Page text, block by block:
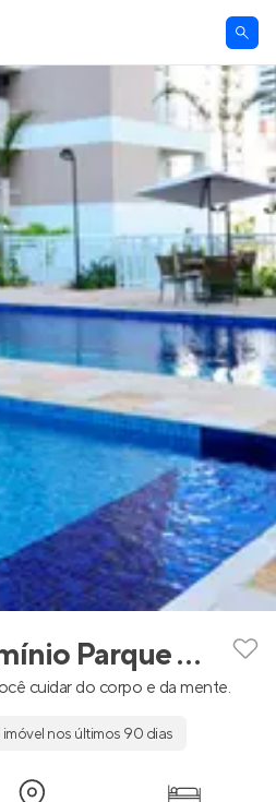
Helbor Condomínio Parque Clube Fortaleza
cuidar do corpo e da mente.
nos últimos 90 dias